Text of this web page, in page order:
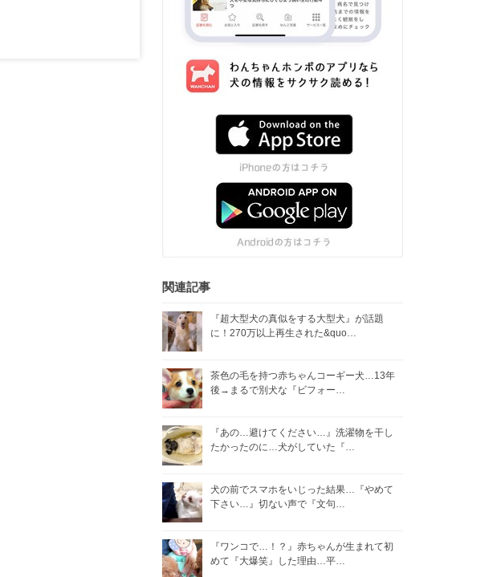
関連記事
『超大型犬の真似をする大型犬』が話題
に！270万以上再生された&quo…
茶色の毛を持つ赤ちゃんコーギー犬…13年
後→まるで別犬な『ビフォー…
『あの…避けてください…』洗濯物を干し
たかったのに…犬がしていた『…
犬の前でスマホをいじった結果…『やめて
下さい…』切ない声で『文句…
『ワンコで…！？』赤ちゃんが生まれて初
めて『大爆笑』した理由…平…